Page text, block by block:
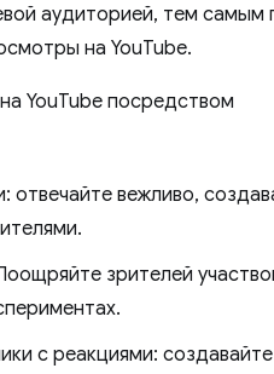
аудиторией, тем самым
на YouTube.
YouTube посредством
отвечайте вежливо,
зрителей
с реакциями: создавайте